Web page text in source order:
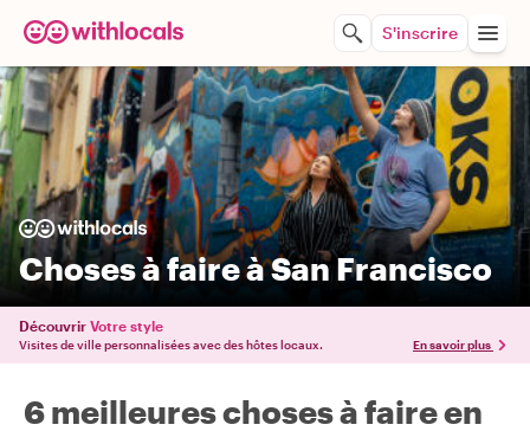
S'inscrire
Choses à faire à San Francisco
Découvrir Votre style
Visites de ville personnalisées avec des hôtes locaux. En savoir plus
6 meilleures choses à faire en